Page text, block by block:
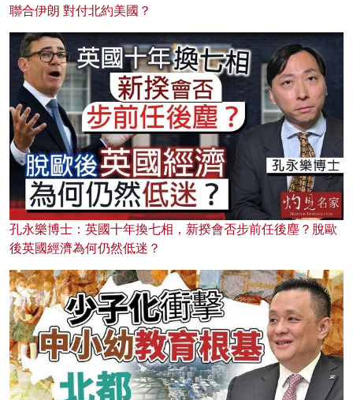
聯合伊朗 對付北約美國？
孔永樂博士：英國十年換七相，新揆會否步前任後塵？脫歐
後英國經濟為何仍然低迷？